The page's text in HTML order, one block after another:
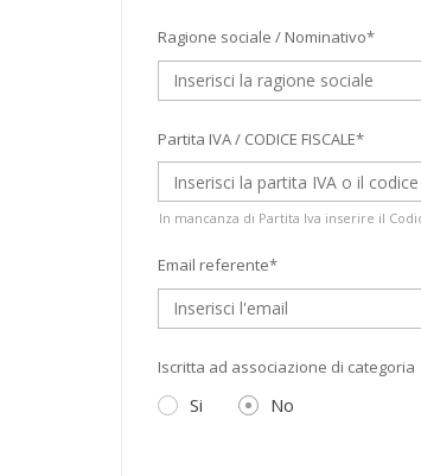
Ragione sociale / Nominativo*
Partita IVA / CODICE FISCALE*
In mancanza di Partita Iva inserire il
Email referente*
Iscritta ad associazione di categoria
Si No